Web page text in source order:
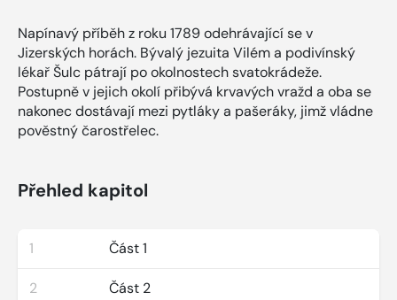
Napínavý příběh z roku 1789 odehrávající se v
Jizerských horách. Bývalý jezuita Vilém a podivínský
lékař Šulc pátrají po okolnostech svatokrádeže.
Postupně v jejich okolí přibývá krvavých vražd a oba se
nakonec dostávají mezi pytláky a pašeráky, jimž vládne
pověstný čarostřelec.
Přehled kapitol
1 Část 1
2 Část 2